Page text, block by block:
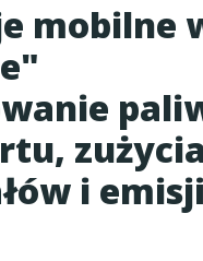
mobilne
zużycia
i emisji